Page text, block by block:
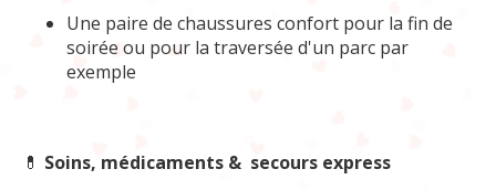
Une paire de chaussures confort pour la fin de
soirée ou pour la traversée d'un parc par
exemple
💊 Soins, médicaments & secours express